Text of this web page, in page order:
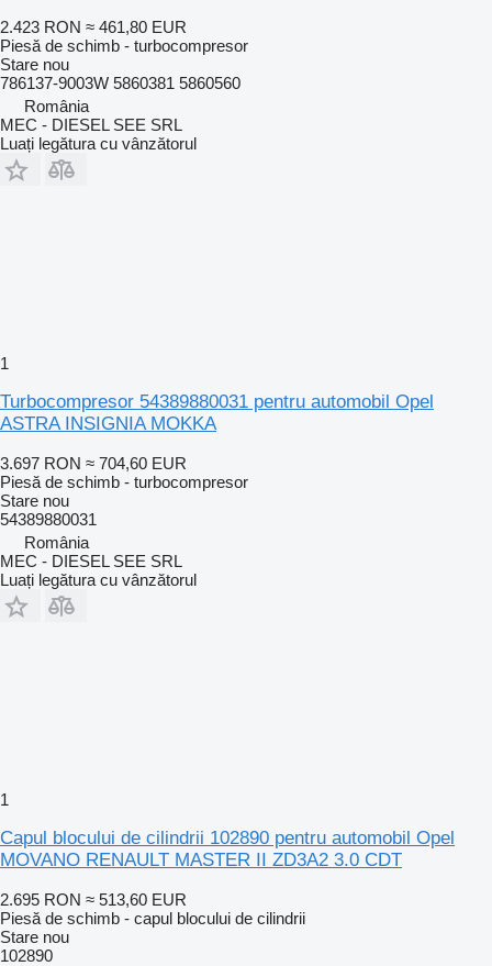
2.423 RON ≈ 461,80 EUR
Piesă de schimb - turbocompresor
Stare nou
786137-9003W 5860381 5860560
România
MEC - DIESEL SEE SRL
Luați legătura cu vânzătorul
1
Turbocompresor 54389880031 pentru automobil Opel
ASTRA INSIGNIA MOKKA
3.697 RON ≈ 704,60 EUR
Piesă de schimb - turbocompresor
Stare nou
54389880031
România
MEC - DIESEL SEE SRL
Luați legătura cu vânzătorul
1
Capul blocului de cilindrii 102890 pentru automobil Opel
MOVANO RENAULT MASTER II ZD3A2 3.0 CDT
2.695 RON ≈ 513,60 EUR
Piesă de schimb - capul blocului de cilindrii
Stare nou
102890